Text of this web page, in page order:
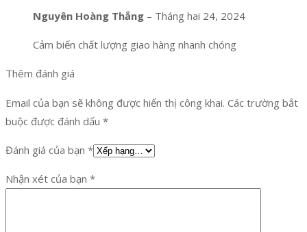
Nguyên Hoàng Thắng – Tháng hai 24, 2024
Cảm biến chất lượng giao hàng nhanh chóng
Thêm đánh giá
Email của bạn sẽ không được hiển thị công khai. Các trường bắt
buộc được đánh dấu *
Đánh giá của bạn *
Nhận xét của bạn *